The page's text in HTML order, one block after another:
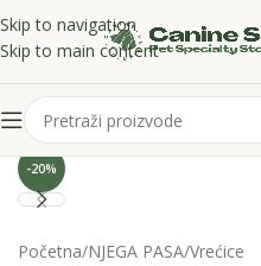
Skip to navigation
Skip to main content
-20%
Click to enlarge
Početna/NJEGA PASA/Vrećice